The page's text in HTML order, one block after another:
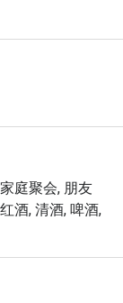
验的人，绝不
，这里的独特
处的迷人炭
风味的坚持，
诚的待客之
餐点，升华为
，口感鲜嫩多
庭聚会, 朋友
酒, 清酒, 啤酒,